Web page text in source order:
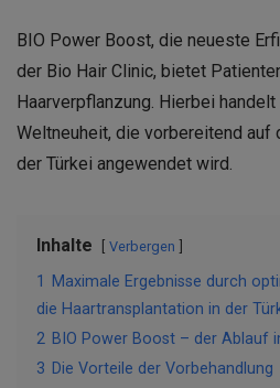
BIO Power Boost, die neueste
der Bio Hair Clinic, bietet
Haarverpflanzung. Hierbei
Weltneuheit, die vorbereitend auf
der Türkei angewendet wird.
Inhalte Verbergen
1
Maximale Ergebnisse durch
die Haartransplantation in der
2 BIO Power Boost – der Ablauf
3 Die Vorteile der Vorbehandlung